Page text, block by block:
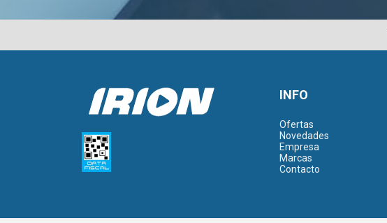
INFO
Ofertas
Novedades
Empresa
Marcas
Contacto